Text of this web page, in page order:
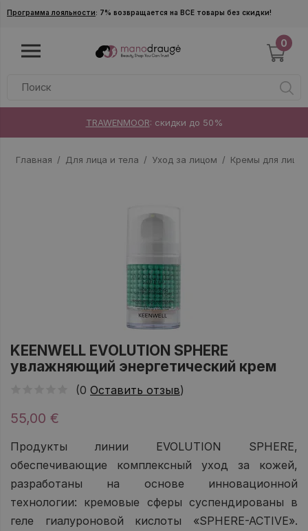
Skip to main content
Программа лояльности: 7% возвращается на ВСЕ товары без скидки!
0
TRAWENMOOR: скидки до 50%
Главная Для лица и тела Уход за лицом Кремы для лица
KEENWELL EVOLUTION SPHERE
увлажняющий энергетический крем
(0 Оставить отзыв)
55,00 €
Продукты линии EVOLUTION SPHERE,
обеспечивающие комплексный уход за кожей,
разработаны на основе инновационной
технологии: кремовые сферы суспендированы в
геле гиалуроновой кислоты «SPHERE-ACTIVE».